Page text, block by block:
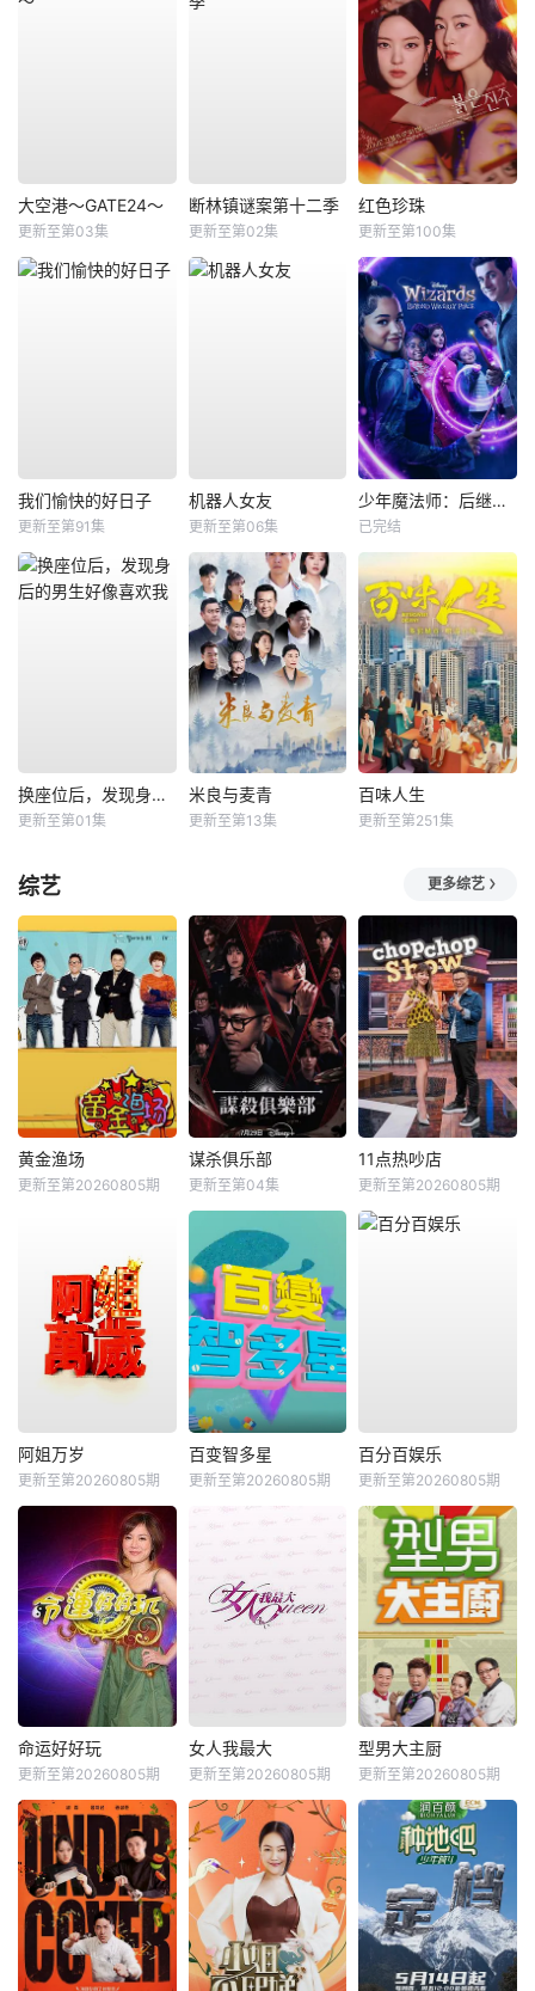
大空港～GATE24～
更新至第03集
断林镇谜案第十二季
更新至第02集
红色珍珠
更新至第100集
我们愉快的好日子
更新至第91集
机器人女友
更新至第06集
少年魔法师：后继者第三季
已完结
换座位后，发现身后的男生好像喜欢我
更新至第01集
米良与麦青
更新至第13集
百味人生
更新至第251集
综艺 更多综艺
黄金渔场
更新至第20260805期
谋杀俱乐部
更新至第04集
11点热吵店
更新至第20260805期
阿姐万岁
更新至第20260805期
百变智多星
更新至第20260805期
百分百娱乐
更新至第20260805期
命运好好玩
更新至第20260805期
女人我最大
更新至第20260805期
型男大主厨
更新至第20260805期